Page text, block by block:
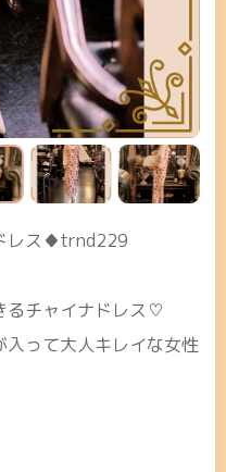
レス♦trnd229
るチャイナドレス♡
って大人キレイな女性